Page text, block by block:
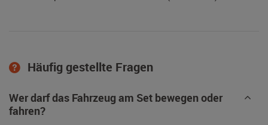
Häufig gestellte Fragen
Wer darf das Fahrzeug am Set bewegen oder
fahren?